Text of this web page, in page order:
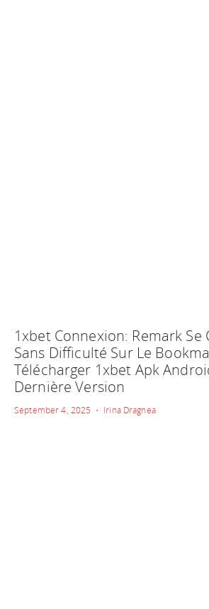
1xbet Connexion: Remark Se
Sans Difficulté Sur Le
Télécharger 1xbet Apk
Dernière Version
September 4, 2025 • Irina Dragnea